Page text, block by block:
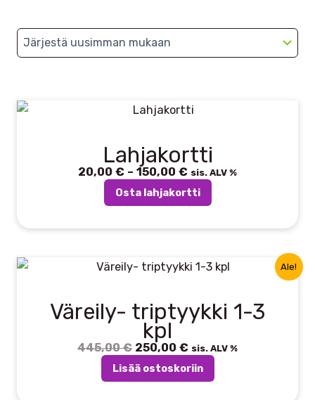
Lahjakortti
20,00 € – 150,00 € Hintaluokka:
20,00 €
sis. ALV %
Osta lahjakortti
tuotteella
muunnelma.
tuotteen
Ale!
Väreily- triptyykki 1-3
kpl
445,00€ Alkuperäinen
hinta
250,00 € Nykyinen
hinta
sis. ALV %
Lisää ostoskoriin